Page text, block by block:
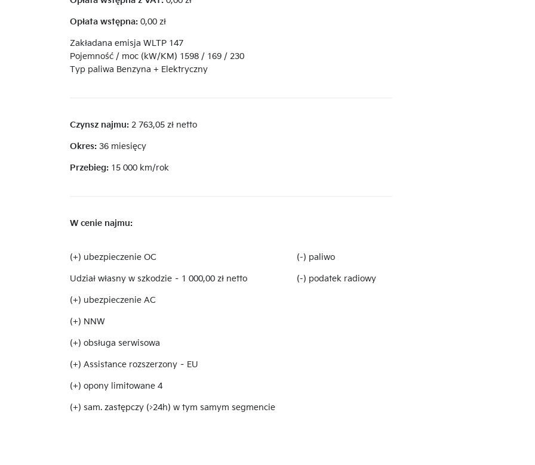
Opłata wstępna: 0,00 zł
Zakładana emisja WLTP 147
Pojemność / moc (kW/KM) 1598 / 169 / 230
Typ paliwa Benzyna + Elektryczny
Czynsz najmu: 2 763,05 zł netto
Okres: 36 miesięcy
Przebieg: 15 000 km/rok
W cenie najmu:
(+) ubezpieczenie OC
Udział własny w szkodzie – 1 000,00 zł netto
(+) ubezpieczenie AC
(+) NNW
(+) obsługa serwisowa
(+) Assistance rozszerzony – EU
(+) opony limitowane 4
(+) sam. zastępczy (>24h) w tym samym segmencie
(-) paliwo
(-) podatek radiowy